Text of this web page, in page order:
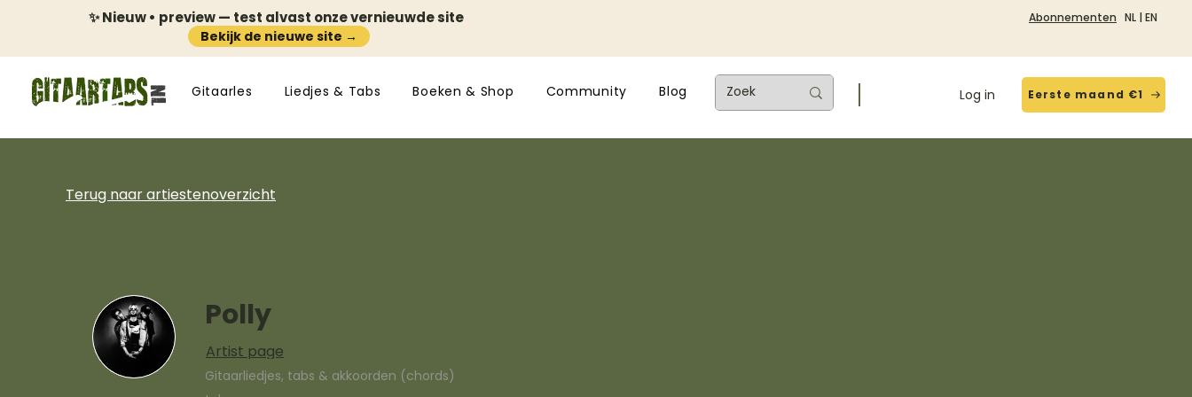
✨ Nieuw • preview — test alvast onze vernieuwde site
Bekijk de nieuwe site →
Abonnementen NL | EN
Gitaarles Liedjes & Tabs Boeken & Shop Community Blog Log in Eerste maand €1
Terug naar artiestenoverzicht
Polly
Artist page
Gitaarliedjes, tabs & akkoorden (chords)